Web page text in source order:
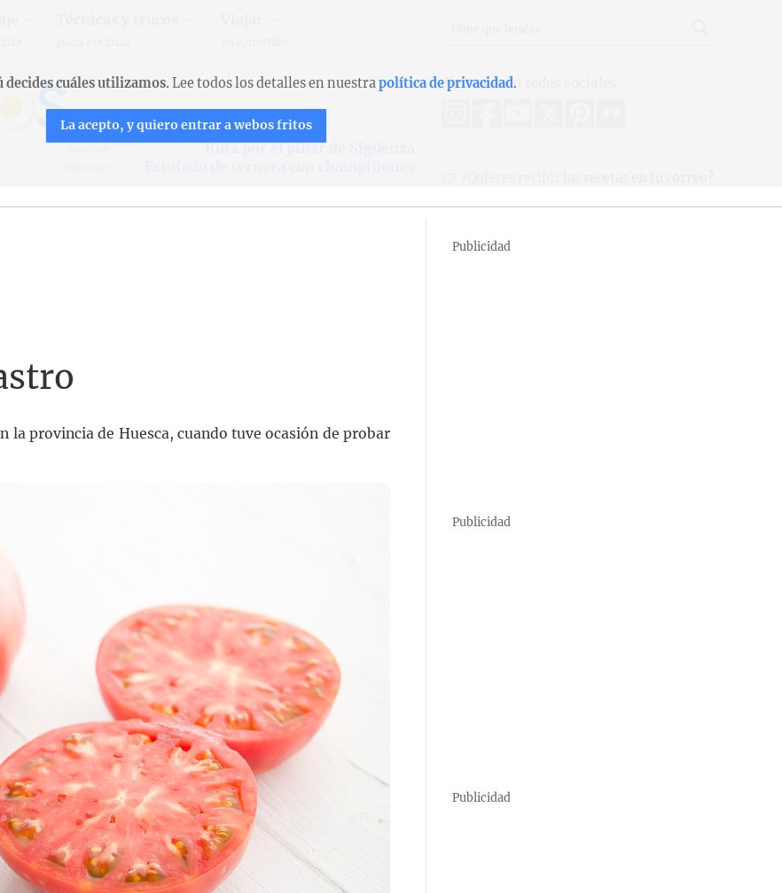
Ruta por el pinar de Sigüenza
Síguenos en redes sociales
la provincia de Huesca, cuando tuve ocasión de probar
Publicidad
Publicidad
Publicidad
decides cuáles utilizamos.Lee todos los detalles en nuestrapolítica de privacidad.
La acepto, y quiero entrar a webos fritos